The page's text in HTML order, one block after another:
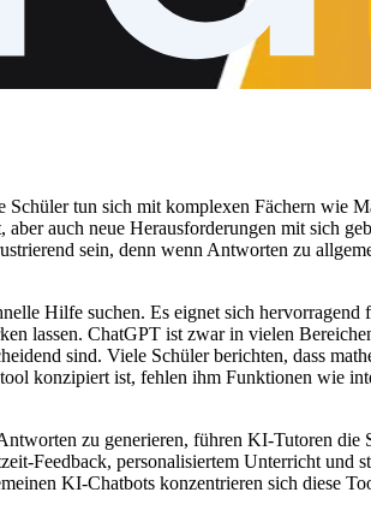
tun sich mit komplexen Fächern wie
auch neue Herausforderungen mit sich
sein, denn wenn Antworten zu
Hilfe suchen. Es eignet sich hervorragend
lassen. ChatGPT ist zwar in vielen
sind. Viele Schüler berichten, dass
konzipiert ist, fehlen ihm Funktionen wie
zu generieren, führen KI-Tutoren
Feedback, personalisiertem Unterricht und
KI-Chatbots konzentrieren sich diese